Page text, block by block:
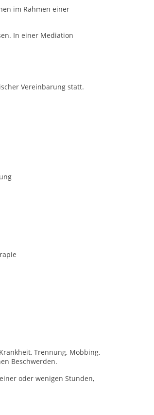
im Rahmen einer
In einer Mediation
Vereinbarung statt.
Trennung, Mobbing,
Beschwerden.
oder wenigen Stunden,